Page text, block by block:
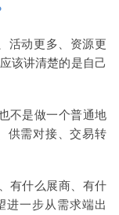
活动更多、资源更
该讲清楚的是自己
不是做一个普通地
供需对接、交易转
有什么展商、有什
进一步从需求端出